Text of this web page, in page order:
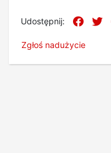
Udostępnij:
Zgłoś nadużycie